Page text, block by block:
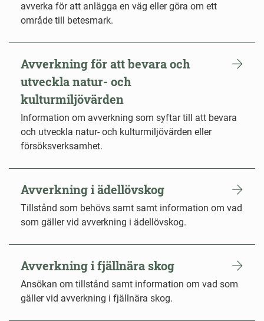
avverka för att anlägga en väg eller göra om ett
område till betesmark.
Avverkning för att bevara och
utveckla natur- och
kulturmiljövärden
Information om avverkning som syftar till att bevara
och utveckla natur- och kulturmiljövärden eller
försöksverksamhet.
Avverkning i ädellövskog
Tillstånd som behövs samt samt information om vad
som gäller vid avverkning i ädellövskog.
Avverkning i fjällnära skog
Ansökan om tillstånd samt information om vad som
gäller vid avverkning i fjällnära skog.